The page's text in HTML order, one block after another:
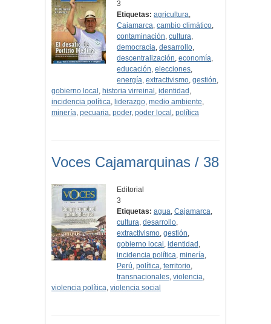
3
Etiquetas: agricultura,
Cajamarca,cambio climático,
contaminación,cultura,
democracia,desarrollo,
descentralización,economía,
educación,elecciones,
energía,extractivismo,gestión,
gobierno local , historia virreinal , identidad ,
incidencia política, liderazgo, medio ambiente,
minería, pecuaria, poder, poder local , política
Voces Cajamarquinas / 38
Editorial
3
Etiquetas: agua,Cajamarca,
cultura,desarrollo,
extractivismo,gestión,
gobierno local ,identidad ,
incidencia política,minería,
Perú,política,territorio,
transnacionales,violencia,
violencia política, violencia social